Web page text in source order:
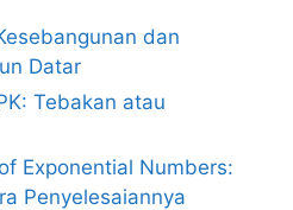
dan
Datar
Tebakan atau
Exponential Numbers:
Penyelesaiannya